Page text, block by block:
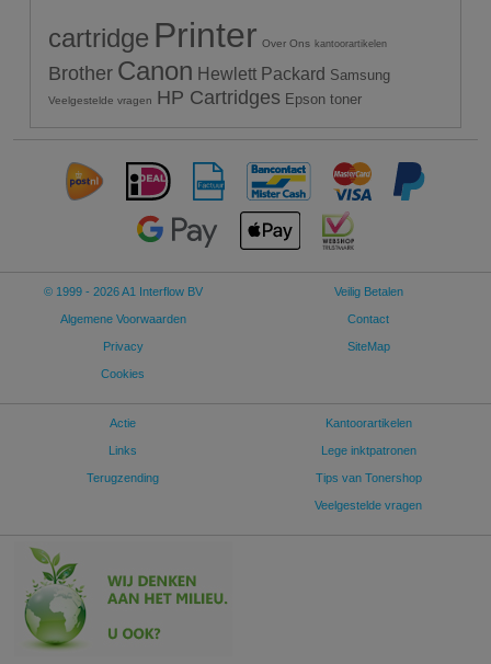
cartridge Printer Over Ons kantoorartikelen
Brother Canon Hewlett Packard Samsung
Veelgestelde vragen HP Cartridges Epson toner
© 1999 - 2026 A1 Interflow BV
Algemene Voorwaarden
Privacy
Cookies
Veilig Betalen
Contact
SiteMap
Actie
Links
Terugzending
Kantoorartikelen
Lege inktpatronen
Tips van Tonershop
Veelgestelde vragen